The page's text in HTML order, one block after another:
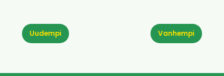
Vanhempi
Uudempi